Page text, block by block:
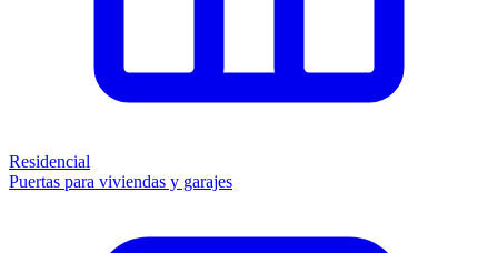
Residencial
Puertas para viviendas y garajes